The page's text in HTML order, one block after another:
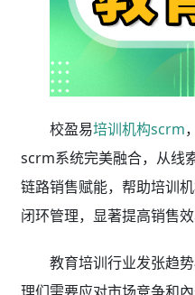
校盈易培训机构scrm
scrm系统完美融合，从线
链路销售赋能，帮助培训
闭环管理，显著提高销售效
教育培训行业发张趋